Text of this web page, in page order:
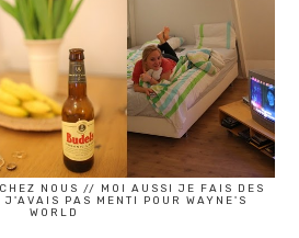
NOUS // MOI AUSSI JE FAIS DES
J'AVAIS PAS MENTI POUR WAYNE'S
WORLD